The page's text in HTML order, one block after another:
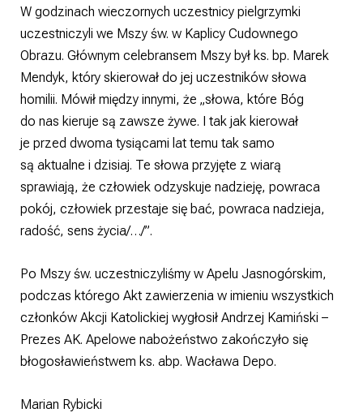
W godzinach wieczornych uczestnicy pielgrzymki
uczestniczyli we Mszy św. w Kaplicy Cudownego
Obrazu. Głównym celebransem Mszy był ks. bp. Marek
Mendyk, który skierował do jej uczestników słowa
homilii. Mówił między innymi, że „słowa, które Bóg
do nas kieruje są zawsze żywe. I tak jak kierował
je przed dwoma tysiącami lat temu tak samo
są aktualne i dzisiaj. Te słowa przyjęte z wiarą
sprawiają, że człowiek odzyskuje nadzieję, powraca
pokój, człowiek przestaje się bać, powraca nadzieja,
radość, sens życia/…/”.
Po Mszy św. uczestniczyliśmy w Apelu Jasnogórskim,
podczas którego Akt zawierzenia w imieniu wszystkich
członków Akcji Katolickiej wygłosił Andrzej Kamiński –
Prezes AK. Apelowe nabożeństwo zakończyło się
błogosławieństwem ks. abp. Wacława Depo.
Marian Rybicki